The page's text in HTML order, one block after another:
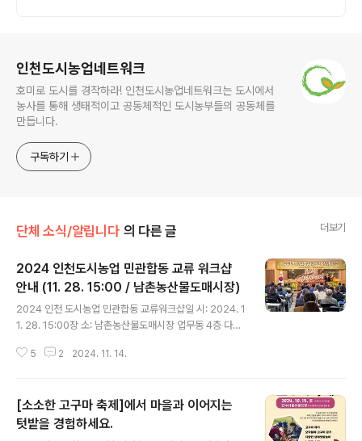
인천도시농업네트워크
호미로 도시를 경작하라! 인천도시농업네트워크는 도시에서
농사를 통해 생태적이고 공동체적인 도시농부들의 공동체를
만듭니다.
구독하기
단체 소식/알립니다 의 다른 글 더보기
2024 인천도시농업 민관합동 교류 워크샵
안내 (11. 28. 15:00 / 남촌농산물도매시장)
2024 인천 도시농업 민관합동 교류워크샵일 시: 2024. 1
1. 28. 15:00장 소: 남촌농산물도매시장 업무동 4층 다목
자, 관심있는 인천시민 40여명공동주관: 인천도시농업네
행사 신청접수15:00-15:15개회개회 및 내외빈 소개인사
말 - 인천시, 시민협의회15:15-16:451부 도시농업 발전
방향발제1) 도시농업 5개년 계획의 방향과 과제_ 농림축식
5 2 2024. 11. 14.
[소소한 고구마 축제]에서 마을과 이어지는
텃밭을 경험하세요.